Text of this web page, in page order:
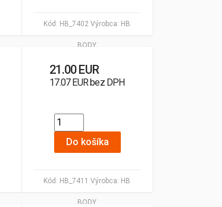
Kód: HB_7402 Výrobca: HB
BODY
Kód: HB_7411 Výrobca: HB
BODY
21.00 EUR
17.07 EUR bez DPH
Do košíka